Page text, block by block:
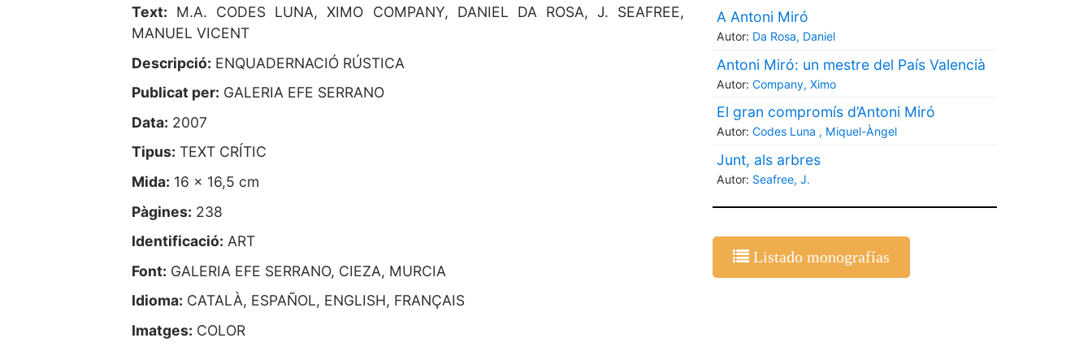
Text: M.A. CODES LUNA, XIMO COMPANY, DANIEL DA ROSA, J. SEAFREE,
MANUEL VICENT
Descripció: ENQUADERNACIÓ RÚSTICA
Publicat per: GALERIA EFE SERRANO
Data: 2007
Tipus: TEXT CRÍTIC
Mida: 16 x 16,5 cm
Pàgines: 238
Identificació: ART
Font: GALERIA EFE SERRANO, CIEZA, MURCIA
Idioma: CATALÀ, ESPAÑOL, ENGLISH, FRANÇAIS
Imatges: COLOR
A Antoni Miró
Autor: Da Rosa, Daniel
Antoni Miró: un mestre del País Valencià
Autor:Company, Ximo
El gran compromís d’Antoni Miró
Autor:Codes Luna , Miquel-Àngel
Junt, als arbres
Autor: Seafree, J.
Listado monografías